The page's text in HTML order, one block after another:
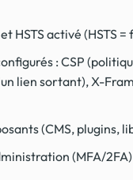
HSTS activé (HSTS
: CSP
lien sortant), X-
(CMS, plugins,
(MFA/